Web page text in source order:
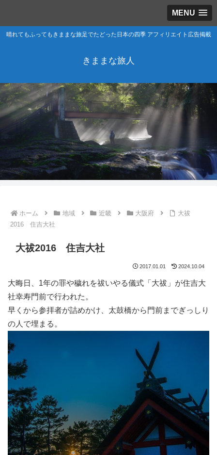
MENU
晴れてもふってもきままな旅足でたどった日本の四季 アフィリエイト広告掲載
きままな旅人
ホーム 地域 近畿 大阪府
大祓
2016 住吉大社
大祓2016 住吉大社
2017.01.01 2024.10.04
大晦日、1年の罪や穢れを祓いやる儀式「大祓」が住吉大
社幸寿門前で行われた。
早くから参拝者が詰めかけ、太鼓橋から門前までぎっしり
の人で埋まる。